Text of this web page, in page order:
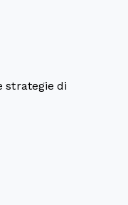
strategie di